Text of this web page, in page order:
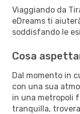
Viaggiando da
eDreams ti
soddisfando le
Cosa
Dal momento in
con una sua
in una metropoli
tranquilla,